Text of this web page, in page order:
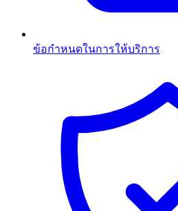
ข้อกำหนดในการให้บริการ